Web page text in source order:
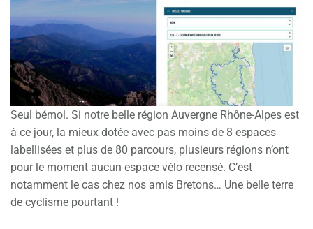
Seul bémol. Si notre belle région Auvergne Rhône-Alpes est
à ce jour, la mieux dotée avec pas moins de 8 espaces
labellisées et plus de 80 parcours, plusieurs régions n’ont
pour le moment aucun espace vélo recensé. C’est
notamment le cas chez nos amis Bretons… Une belle terre
de cyclisme pourtant !